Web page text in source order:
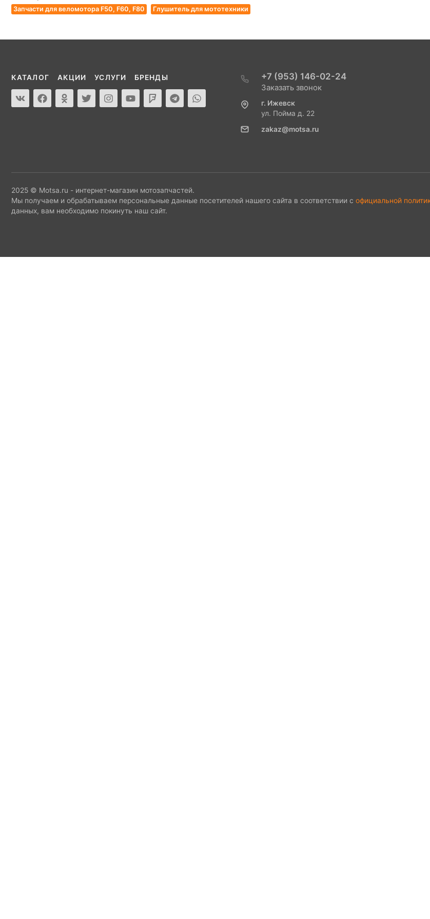
Запчасти для веломотора F50, F60, F80 Глушитель для мототехники
КАТАЛОГ АКЦИИ УСЛУГИ БРЕНДЫ +7 (953) 146-02-24
Заказать звонок
г. Ижевск
ул. Пойма д. 22
zakaz@motsa.ru
2025 © Motsa.ru - интернет-магазин мотозапчастей.
Мы получаем и обрабатываем персональные данные посетителей нашего сайта в соответствии с официальной
данных, вам необходимо покинуть наш сайт.